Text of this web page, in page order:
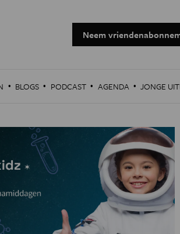
Neem
· BLOGS · PODCAST · AGENDA · JONGE